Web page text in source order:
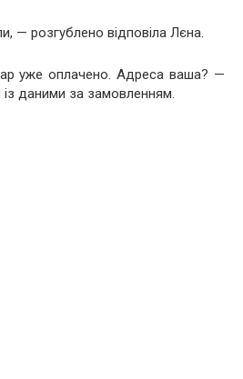
— розгублено відповіла Лєна.
уже оплачено. Адреса ваша? —
із даними за замовленням.